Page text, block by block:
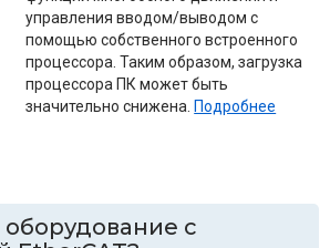
управления вводом/выводом с
помощью собственного встроенного
процессора. Таким образом, загрузка
процессора ПК может быть
значительно снижена. Подробнее
с